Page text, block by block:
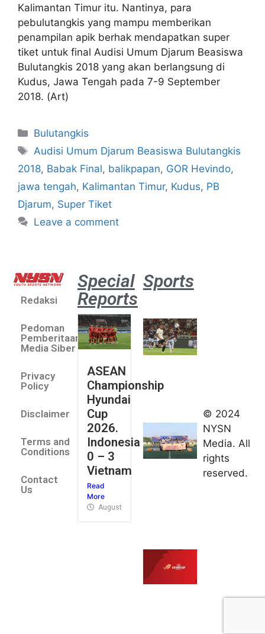
Kalimantan Timur itu. Nantinya, para
pebulutangkis yang mampu memberikan
penampilan apik berhak mendapatkan super
tiket untuk final Audisi Umum Djarum Beasiswa
Bulutangkis 2018 yang akan berlangsung di
Kudus, Jawa Tengah pada 7-9 September
2018. (Art)
Bulutangkis
Audisi Umum Djarum Beasiswa Bulutangkis
2018, Babak Final, balikpapan, GOR Hevindo,
jawa tengah, Kalimantan Timur, Kudus, PB
Djarum, Super Tiket
Leave a comment
Redaksi
Pedoman
Pemberitaan
Media Siber
Privacy
Policy
Disclaimer
Terms and
Conditions
Contact
Us
Special
Reports
ASEAN
Championship
Hyundai
Cup
2026.
Indonesia
0 – 3
Vietnam
Read
More
August 4, 2026
Sports
umum
Kejurnas
Panahan
Junior di
Kudus
grup
© 2024
NYSN
Media. All
rights
reserved.